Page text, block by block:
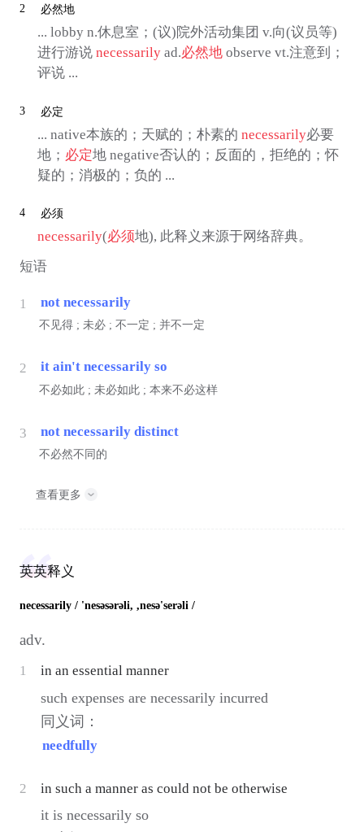
2 必然地
... lobby n.休息室；(议)院外活动集团 v.向(议员等)
进行游说 necessarilyad.必然地observe vt.注意到；
评说 ...
3 必定
... native本族的；天赋的；朴素的 necessarily必要
地； 必定地 negative否认的；反面的，拒绝的；怀
疑的；消极的；负的 ...
4 必须
necessarily(必须地), 此释义来源于网络辞典。
短语
1 not necessarily
不见得 ; 未必 ; 不一定 ; 并不一定
2 it ain't necessarily so
不必如此 ; 未必如此 ; 本来不必这样
3 not necessarily distinct
不必然不同的
查看更多
英英释义
necessarily / 'nesəsərəli, ,nesə'serəli /
adv.
1 in an essential manner
such expenses are necessarily incurred
同义词：
needfully
2 in such a manner as could not be otherwise
it is necessarily so